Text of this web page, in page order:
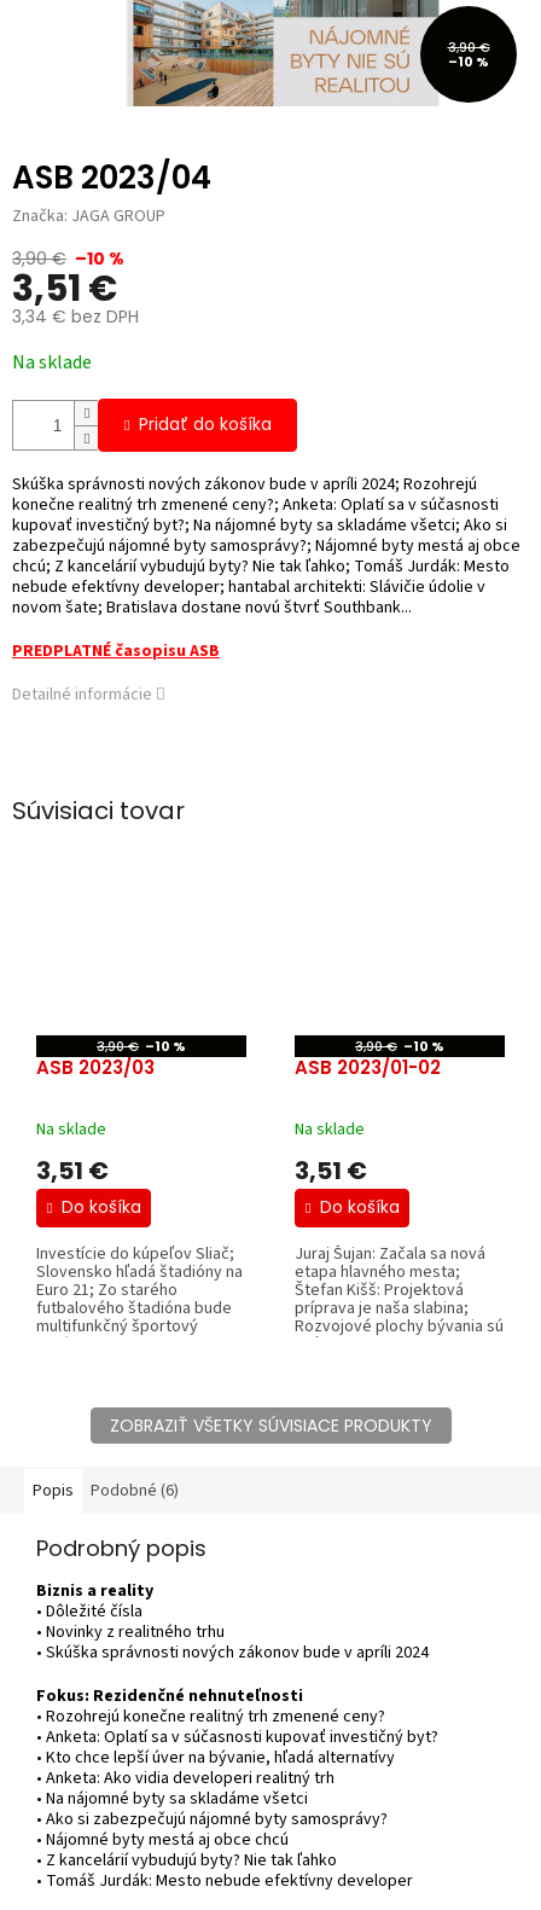
3,90 €
–10 %
ASB 2023/04
Značka: JAGA GROUP
3,90 € –10 %
3,51 €
3,34 € bez DPH
cena:
Na sklade
Pridať do košíka
Skúška správnosti nových zákonov bude v apríli 2024; Rozohrejú
konečne realitný trh zmenené ceny?; Anketa: Oplatí sa v súčasnosti
kupovať investičný byt?; Na nájomné byty sa skladáme všetci; Ako si
zabezpečujú nájomné byty samosprávy?; Nájomné byty mestá aj obce
chcú; Z kancelárií vybudujú byty? Nie tak ľahko; Tomáš Jurdák: Mesto
nebude efektívny developer; hantabal architekti: Slávičie údolie v
novom šate; Bratislava dostane novú štvrť Southbank...
PREDPLATNÉ časopisu ASB
Detailné informácie
Súvisiaci tovar
3,90 € –10 %
ASB 2023/03
Na sklade
3,51 €
Do košíka
Investície do kúpeľov Sliač;
Slovensko hľadá štadióny na
Euro 21; Zo starého
futbalového štadióna bude
multifunkčný športový
areál;...
3,90 € –10 %
ASB 2023/01-02
Na sklade
3,51 €
Do košíka
Juraj Šujan: Začala sa nová
etapa hlavného mesta;
Štefan Kišš: Projektová
príprava je naša slabina;
Rozvojové plochy bývania sú
veľkou...
ZOBRAZIŤ VŠETKY SÚVISIACE PRODUKTY
Popis Podobné (6)
Podrobný popis
Biznis a reality
• Dôležité čísla
• Novinky z realitného trhu
• Skúška správnosti nových zákonov bude v apríli 2024
Fokus: Rezidenčné nehnuteľnosti
• Rozohrejú konečne realitný trh zmenené ceny?
• Anketa: Oplatí sa v súčasnosti kupovať investičný byt?
• Kto chce lepší úver na bývanie, hľadá alternatívy
• Anketa: Ako vidia developeri realitný trh
• Na nájomné byty sa skladáme všetci
• Ako si zabezpečujú nájomné byty samosprávy?
• Nájomné byty mestá aj obce chcú
• Z kancelárií vybudujú byty? Nie tak ľahko
• Tomáš Jurdák: Mesto nebude efektívny developer